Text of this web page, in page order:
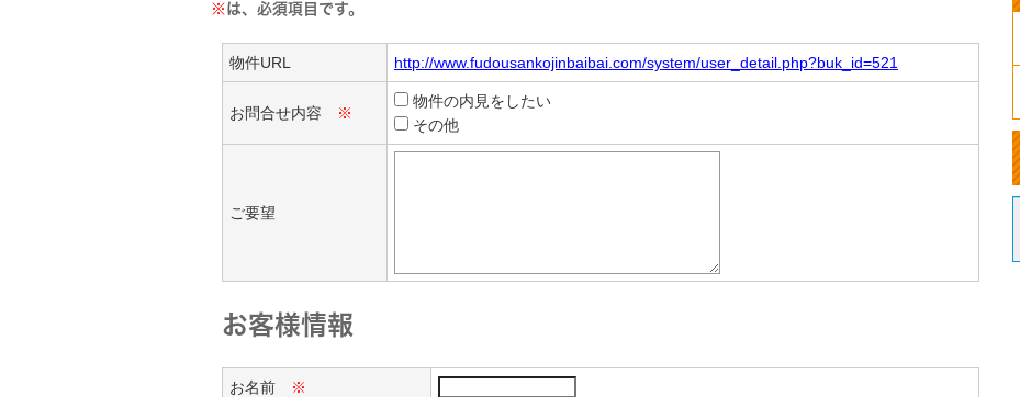
※ は、必須項目です。
物件URL http://www.fudousankojinbaibai.com/system/user_detail.php?buk_id=521
お問合せ内容 ※
物件の内見をしたい
その他
ご要望
お客様情報
お名前 ※